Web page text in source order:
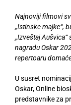
Najnoviji filmovi
„Istinske majke“,
„Izveštaj
nagradu Oskar
repertoaru
U susret
Oskar, Online
predstavnike za